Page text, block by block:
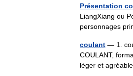
Présentation
LiangXiang ou
personnages
coulant — 1.
COULANT,
léger et